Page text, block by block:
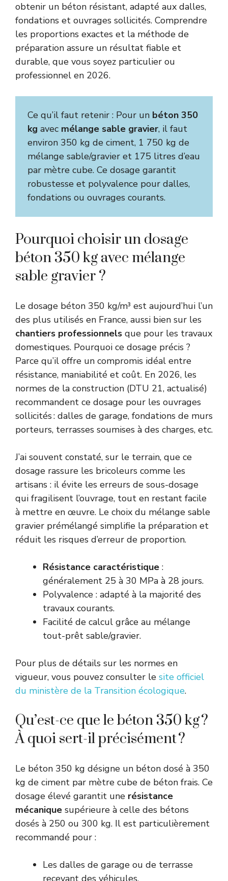
obtenir un béton résistant, adapté aux dalles,
fondations et ouvrages sollicités. Comprendre
les proportions exactes et la méthode de
préparation assure un résultat fiable et
durable, que vous soyez particulier ou
professionnel en 2026.
Ce qu’il faut retenir : Pour un béton 350
kg avec mélange sable gravier, il faut
environ 350 kg de ciment, 1 750 kg de
mélange sable/gravier et 175 litres d’eau
par mètre cube. Ce dosage garantit
robustesse et polyvalence pour dalles,
fondations ou ouvrages courants.
Pourquoi choisir un dosage
béton 350 kg avec mélange
sable gravier ?
Le dosage béton 350 kg/m³ est aujourd’hui l’un
des plus utilisés en France, aussi bien sur les
chantiers professionnels que pour les travaux
domestiques. Pourquoi ce dosage précis ?
Parce qu’il offre un compromis idéal entre
résistance, maniabilité et coût. En 2026, les
normes de la construction (DTU 21, actualisé)
recommandent ce dosage pour les ouvrages
sollicités : dalles de garage, fondations de murs
porteurs, terrasses soumises à des charges, etc.
J’ai souvent constaté, sur le terrain, que ce
dosage rassure les bricoleurs comme les
artisans : il évite les erreurs de sous-dosage
qui fragilisent l’ouvrage, tout en restant facile
à mettre en œuvre. Le choix du mélange sable
gravier prémélangé simplifie la préparation et
réduit les risques d’erreur de proportion.
Résistance caractéristique :
généralement 25 à 30 MPa à 28 jours.
Polyvalence : adapté à la majorité des
travaux courants.
Facilité de calcul grâce au mélange
tout-prêt sable/gravier.
Pour plus de détails sur les normes en
vigueur, vous pouvez consulter le site officiel
du ministère de la Transition écologique.
Qu’est-ce que le béton 350 kg ?
À quoi sert-il précisément ?
Le béton 350 kg désigne un béton dosé à 350
kg de ciment par mètre cube de béton frais. Ce
dosage élevé garantit une résistance
mécanique supérieure à celle des bétons
dosés à 250 ou 300 kg. Il est particulièrement
recommandé pour :
Les dalles de garage ou de terrasse